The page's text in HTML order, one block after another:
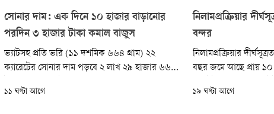
সোনার দাম: এক দিনে ১০ হাজার বাড়ানোর
পরদিন ৩ হাজার টাকা কমাল বাজুস
ভ্যাটসহ প্রতি ভরি (১১ দশমিক ৬৬৪ গ্রাম) ২২
ক্যারেটের সোনার দাম পড়বে ২ লাখ ২৯ হাজার ৬৬৪
টাকা, ১৮ ক্যারেটের প্রতি ভরি ১ লাখ ৮৮ হাজার
১১ ঘণ্টা আগে
নিলামপ্রক্রিয়ার
বন্দর
নিলামপ্রক্রিয়ার
বছর জমে আছে প্রায় ১০
ইয়ার্ডের ২২ শতাংশ
১৯ ঘণ্টা আগে